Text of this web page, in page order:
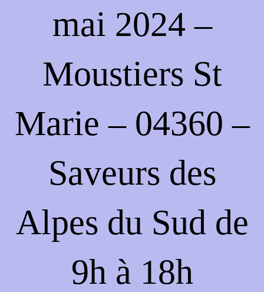
mai 2024 –
Moustiers St
Marie – 04360 –
Saveurs des
Alpes du Sud de
9h à 18h